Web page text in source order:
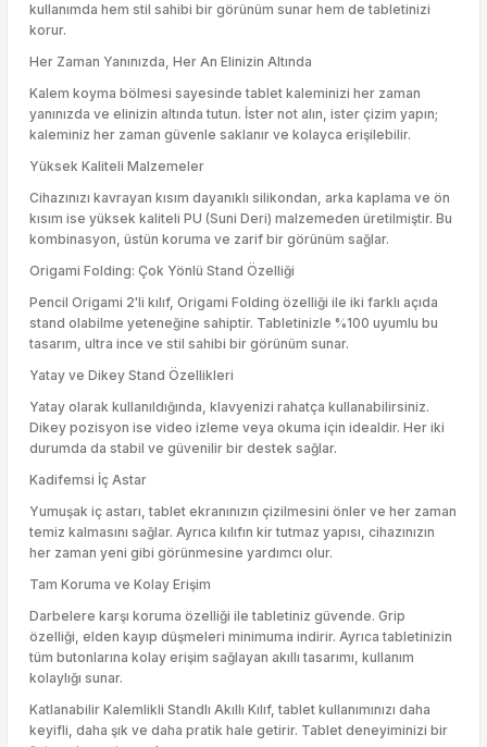
kullanımda hem stil sahibi bir görünüm sunar hem de tabletinizi
korur.
Her Zaman Yanınızda, Her An Elinizin Altında
Kalem koyma bölmesi sayesinde tablet kaleminizi her zaman
yanınızda ve elinizin altında tutun. İster not alın, ister çizim yapın;
kaleminiz her zaman güvenle saklanır ve kolayca erişilebilir.
Yüksek Kaliteli Malzemeler
Cihazınızı kavrayan kısım dayanıklı silikondan, arka kaplama ve ön
kısım ise yüksek kaliteli PU (Suni Deri) malzemeden üretilmiştir. Bu
kombinasyon, üstün koruma ve zarif bir görünüm sağlar.
Origami Folding: Çok Yönlü Stand Özelliği
Pencil Origami 2'li kılıf, Origami Folding özelliği ile iki farklı açıda
stand olabilme yeteneğine sahiptir. Tabletinizle %100 uyumlu bu
tasarım, ultra ince ve stil sahibi bir görünüm sunar.
Yatay ve Dikey Stand Özellikleri
Yatay olarak kullanıldığında, klavyenizi rahatça kullanabilirsiniz.
Dikey pozisyon ise video izleme veya okuma için idealdir. Her iki
durumda da stabil ve güvenilir bir destek sağlar.
Kadifemsi İç Astar
Yumuşak iç astarı, tablet ekranınızın çizilmesini önler ve her zaman
temiz kalmasını sağlar. Ayrıca kılıfın kir tutmaz yapısı, cihazınızın
her zaman yeni gibi görünmesine yardımcı olur.
Tam Koruma ve Kolay Erişim
Darbelere karşı koruma özelliği ile tabletiniz güvende. Grip
özelliği, elden kayıp düşmeleri minimuma indirir. Ayrıca tabletinizin
tüm butonlarına kolay erişim sağlayan akıllı tasarımı, kullanım
kolaylığı sunar.
Katlanabilir Kalemlikli Standlı Akıllı Kılıf, tablet kullanımınızı daha
keyifli, daha şık ve daha pratik hale getirir. Tablet deneyiminizi bir